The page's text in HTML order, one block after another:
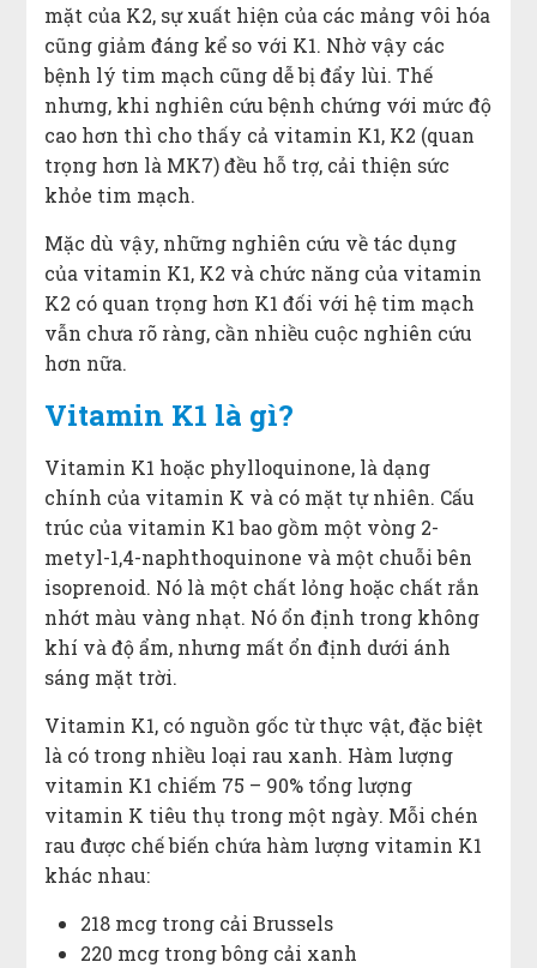
mặt của K2, sự xuất hiện của các mảng vôi hóa
cũng giảm đáng kể so với K1. Nhờ vậy các
bệnh lý tim mạch cũng dễ bị đẩy lùi. Thế
nhưng, khi nghiên cứu bệnh chứng với mức độ
cao hơn thì cho thấy cả vitamin K1, K2 (quan
trọng hơn là MK7) đều hỗ trợ, cải thiện sức
khỏe tim mạch.
Mặc dù vậy, những nghiên cứu về tác dụng
của vitamin K1, K2 và chức năng của vitamin
K2 có quan trọng hơn K1 đối với hệ tim mạch
vẫn chưa rõ ràng, cần nhiều cuộc nghiên cứu
hơn nữa.
Vitamin K1 là gì?
Vitamin K1 hoặc phylloquinone, là dạng
chính của vitamin K và có mặt tự nhiên. Cấu
trúc của vitamin K1 bao gồm một vòng 2-
metyl-1,4-naphthoquinone và một chuỗi bên
isoprenoid. Nó là một chất lỏng hoặc chất rắn
nhớt màu vàng nhạt. Nó ổn định trong không
khí và độ ẩm, nhưng mất ổn định dưới ánh
sáng mặt trời.
Vitamin K1, có nguồn gốc từ thực vật, đặc biệt
là có trong nhiều loại rau xanh. Hàm lượng
vitamin K1 chiếm 75 – 90% tổng lượng
vitamin K tiêu thụ trong một ngày. Mỗi chén
rau được chế biến chứa hàm lượng vitamin K1
khác nhau:
218 mcg trong cải Brussels
220 mcg trong bông cải xanh